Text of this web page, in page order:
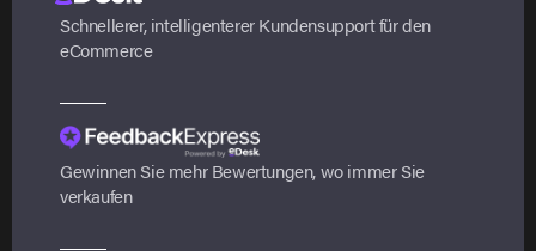
Schnellerer, intelligenterer Kundensupport für den
eCommerce
Gewinnen Sie mehr Bewertungen, wo immer Sie
verkaufen